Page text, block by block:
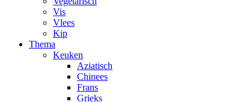
Vis
Vlees
Kip
Thema
Keuken
Aziatisch
Chinees
Frans
Grieks